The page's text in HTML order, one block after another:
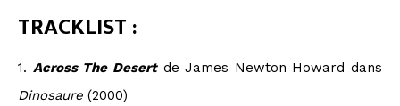
TRACKLIST :
Across The Desertde James Newton Howard dans
Dinosaure (2000)